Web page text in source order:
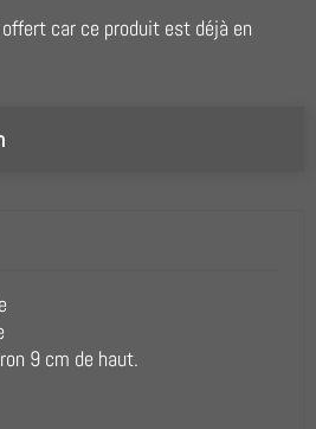
car ce produit est déjà en
9 cm de haut.